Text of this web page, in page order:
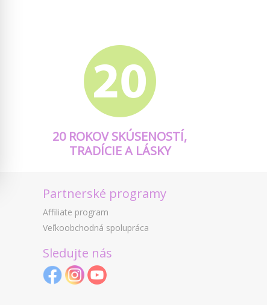
20 ROKOV SKÚSENOSTÍ,
TRADÍCIE A LÁSKY
Partnerské programy
Affiliate program
Veľkoobchodná spolupráca
Sledujte nás